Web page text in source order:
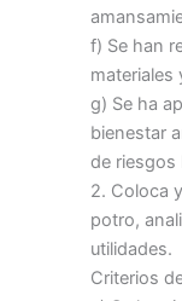
f) Se han
materiales
g) Se ha
bienestar
de riesgos
2. Coloca
potro,
utilidades.
Criterios